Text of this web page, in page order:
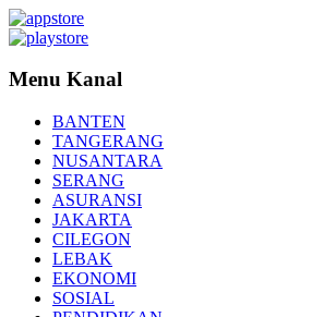
Menu Kanal
BANTEN
TANGERANG
NUSANTARA
SERANG
ASURANSI
JAKARTA
CILEGON
LEBAK
EKONOMI
SOSIAL